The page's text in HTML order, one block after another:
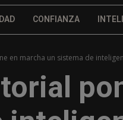
CONFIANZA
en marcha un sistema de